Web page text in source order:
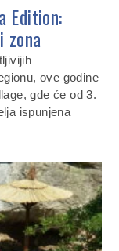
Edition:
zona
ove godine
gde će od 3.
ispunjena